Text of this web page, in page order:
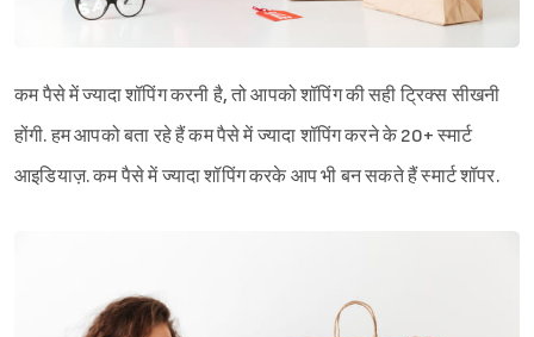
कम पैसे में ज्यादा शॉपिंग करनी है, तो आपको शॉपिंग की सही ट्रिक्स सीखनी
होंगी. हम आपको बता रहे हैं कम पैसे में ज्यादा शॉपिंग करने के 20+ स्मार्ट
आइडियाज़. कम पैसे में ज्यादा शॉपिंग करके आप भी बन सकते हैं स्मार्ट शॉपर.